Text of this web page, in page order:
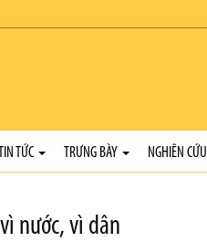
TỨC TRƯNG BÀY NGHIÊN CỨU
nước, vì dân